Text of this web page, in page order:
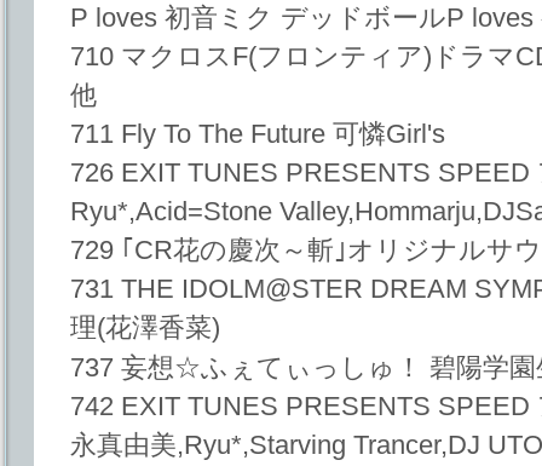
P loves 初音ミク デッドボールP loves
710 マクロスF(フロンティア)ドラマ
他
711 Fly To The Future 可憐Girl's
726 EXIT TUNES PRESENTS
Ryu*,Acid=Stone
729 ｢CR花の慶次～斬｣オリジナルサ
731 THE IDOLM@STER DREAM
理(花澤香菜)
737 妄想☆ふぇてぃっしゅ！ 碧陽学園
742 EXIT TUNES PRESENTS
永真由美,Ryu*,Starving Trancer,DJ